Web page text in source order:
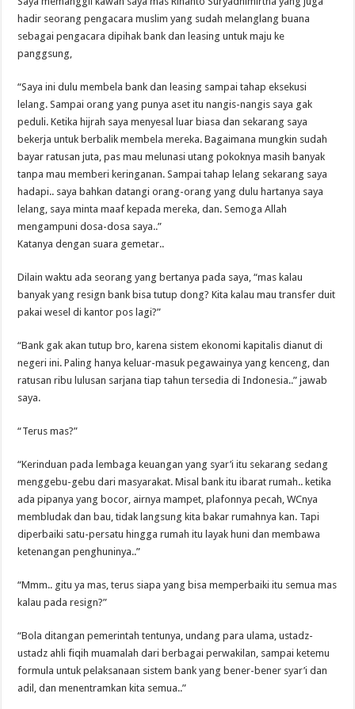
hadir seorang pengacara muslim yang sudah melanglang buana
sebagai pengacara dipihak bank dan leasing untuk maju ke
panggsung,
“Saya ini dulu membela bank dan leasing sampai tahap eksekusi
lelang. Sampai orang yang punya aset itu nangis-nangis saya gak
peduli. Ketika hijrah saya menyesal luar biasa dan sekarang saya
bekerja untuk berbalik membela mereka. Bagaimana mungkin sudah
bayar ratusan juta, pas mau melunasi utang pokoknya masih banyak
tanpa mau memberi keringanan. Sampai tahap lelang sekarang saya
hadapi.. saya bahkan datangi orang-orang yang dulu hartanya saya
lelang, saya minta maaf kepada mereka, dan. Semoga Allah
mengampuni dosa-dosa saya..”
Katanya dengan suara gemetar..
Dilain waktu ada seorang yang bertanya pada saya, “mas kalau
banyak yang resign bank bisa tutup dong? Kita kalau mau transfer duit
pakai wesel di kantor pos lagi?”
“Bank gak akan tutup bro, karena sistem ekonomi kapitalis dianut di
negeri ini. Paling hanya keluar-masuk pegawainya yang kenceng, dan
ratusan ribu lulusan sarjana tiap tahun tersedia di Indonesia..” jawab
saya.
“Terus mas?”
“Kerinduan pada lembaga keuangan yang syar’i itu sekarang sedang
menggebu-gebu dari masyarakat. Misal bank itu ibarat rumah.. ketika
ada pipanya yang bocor, airnya mampet, plafonnya pecah, WCnya
membludak dan bau, tidak langsung kita bakar rumahnya kan. Tapi
diperbaiki satu-persatu hingga rumah itu layak huni dan membawa
ketenangan penghuninya..”
“Mmm.. gitu ya mas, terus siapa yang bisa memperbaiki itu semua mas
kalau pada resign?”
“Bola ditangan pemerintah tentunya, undang para ulama, ustadz-
ustadz ahli fiqih muamalah dari berbagai perwakilan, sampai ketemu
formula untuk pelaksanaan sistem bank yang bener-bener syar’i dan
adil, dan menentramkan kita semua..”